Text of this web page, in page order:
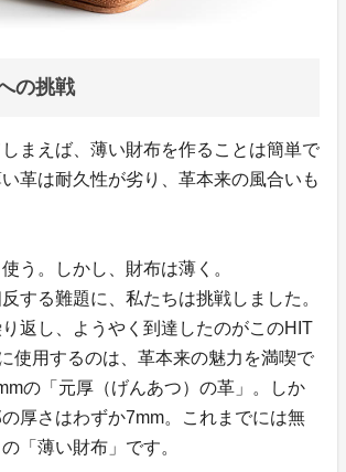
の挑戦
まえば、薄い財布を作ることは簡単で
革は耐久性が劣り、革本来の風合いも
う。しかし、財布は薄く。
する難題に、私たちは挑戦しました。
返し、ようやく到達したのがこのHIT
使用するのは、革本来の魅力を満喫で
の「元厚（げんあつ）の革」。しか
厚さはわずか7mm。これまでには無
「薄い財布」です。